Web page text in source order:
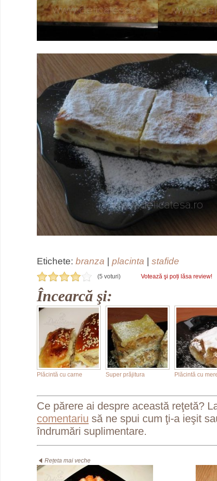
Etichete: branza | placinta | stafide
(5 voturi) Votează şi poți lăsa review!
Încearcă şi:
Plăcintă cu carne Super prăjitura Plăcintă cu
Ce părere ai despre această reţetă?
comentariu să ne spui cum ţi-a ieşit
îndrumări suplimentare.
Rețeta mai veche